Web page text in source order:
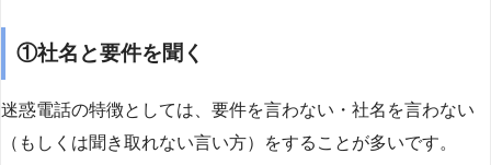
①社名と要件を聞く
迷惑電話の特徴としては、要件を言わない・社名を言わない
（もしくは聞き取れない言い方）をすることが多いです。